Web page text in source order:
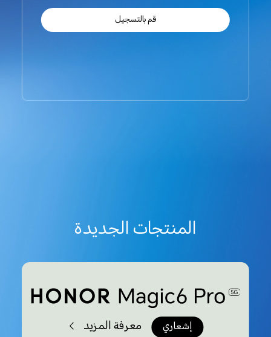
المنتجات الجديدة
إشعاري معرفة المزيد
قم بالتسجيل